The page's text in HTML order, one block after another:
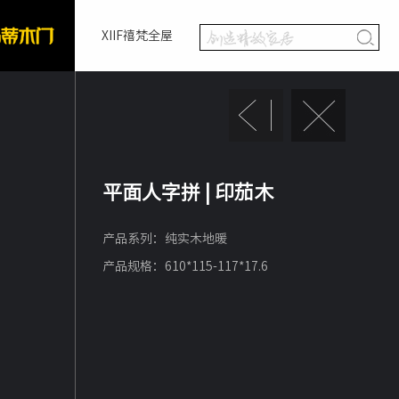
XIIF禧梵全屋
平面人字拼 | 印茄木
产品系列：纯实木地暖
产品规格：610*115-117*17.6